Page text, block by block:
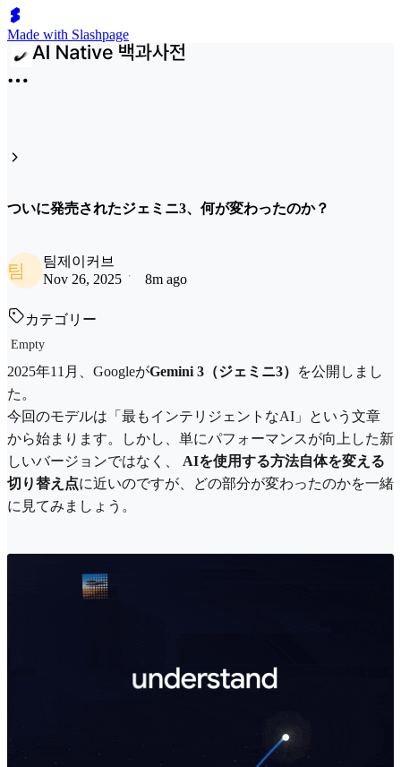
Made with Slashpage
ついに発売されたジェミニ3、何が変わったのか？
팀
팀제이커브
Nov 26, 2025
8m ago
カテゴリー
Empty
2025年11月、GoogleがGemini 3（ジェミニ3）
を公開しまし
た。
今回のモデルは「最もインテリジェントなAI」という文章
から始まります。しかし、単にパフォーマンスが向上した新
しいバージョンではなく、 AIを使用する方法自体を変える
切り替え点に近いのですが、どの部分が変わったのかを一緒
に見てみましょう。